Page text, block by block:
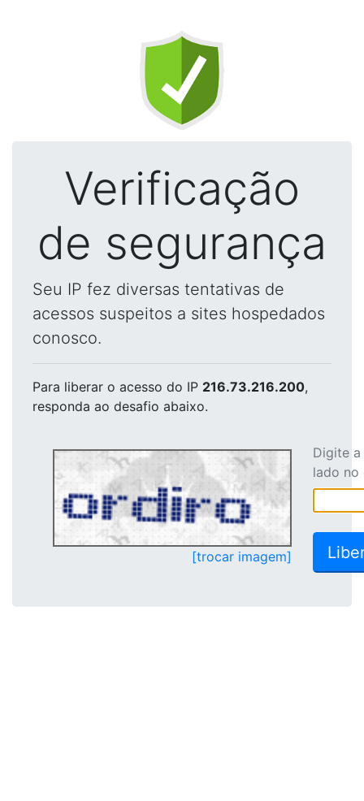
Verificação
de segurança
Seu IP fez diversas tentativas de
acessos suspeitos a sites hospedados
conosco.
Para liberar o acesso do IP 216.73.216.200,
responda ao desafio abaixo.
[trocar imagem]
Digite
lado no